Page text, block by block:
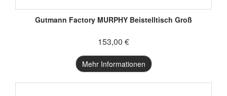
Gutmann Factory MURPHY Beistelltisch Groß
153,00 €
Mehr Informationen